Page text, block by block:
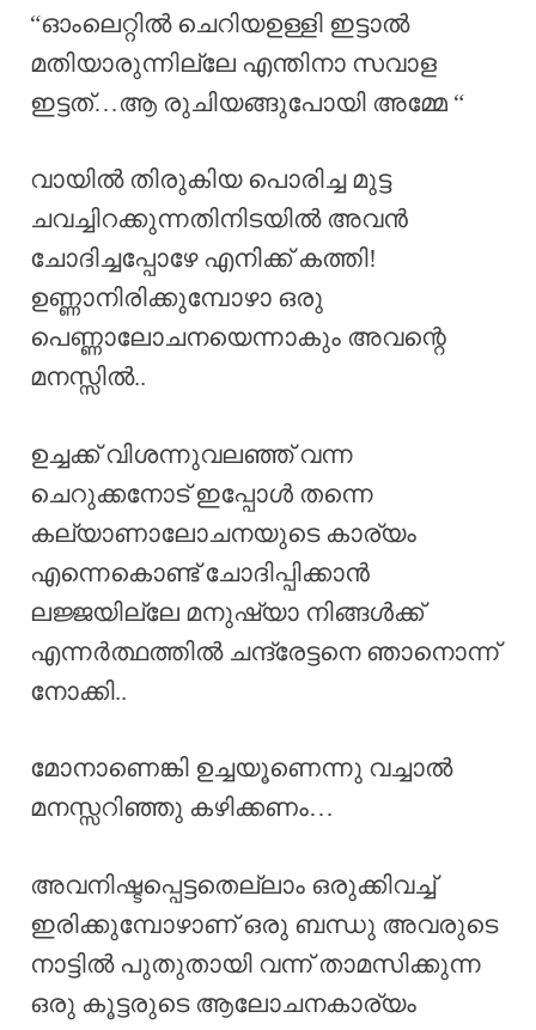
“ഓംലെറ്റിൽ ചെറിയഉള്ളി ഇട്ടാൽ
മതിയാരുന്നില്ലേ എന്തിനാ സവാള
ഇട്ടത്…ആ രുചിയങ്ങുപോയി അമ്മേ “
വായിൽ തിരുകിയ പൊരിച്ച മുട്ട
ചവച്ചിറക്കുന്നതിനിടയിൽ അവൻ
ചോദിച്ചപ്പോഴേ എനിക്ക് കത്തി!
ഉണ്ണാനിരിക്കുമ്പോഴാ ഒരു
പെണ്ണാലോചനയെന്നാകും അവന്റെ
മനസ്സിൽ..
ഉച്ചക്ക് വിശന്നുവലഞ്ഞ് വന്ന
ചെറുക്കനോട് ഇപ്പോൾ തന്നെ
കല്യാണാലോചനയുടെ കാര്യം
എന്നെകൊണ്ട് ചോദിപ്പിക്കാൻ
ലജ്ജയില്ലേ മനുഷ്യാ നിങ്ങൾക്ക്
എന്നർത്ഥത്തിൽ ചന്ദ്രേട്ടനെ ഞാനൊന്ന്
നോക്കി..
മോനാണെങ്കി ഉച്ചയൂണെന്നു വച്ചാൽ
മനസ്സറിഞ്ഞു കഴിക്കണം…
അവനിഷ്ടപ്പെട്ടതെല്ലാം ഒരുക്കിവച്ച്
ഇരിക്കുമ്പോഴാണ് ഒരു ബന്ധു അവരുടെ
നാട്ടിൽ പുതുതായി വന്ന് താമസിക്കുന്ന
ഒരു കൂട്ടരുടെ ആലോചനകാര്യം